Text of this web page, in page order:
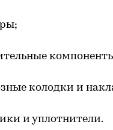
колодки и
и уплотнители.